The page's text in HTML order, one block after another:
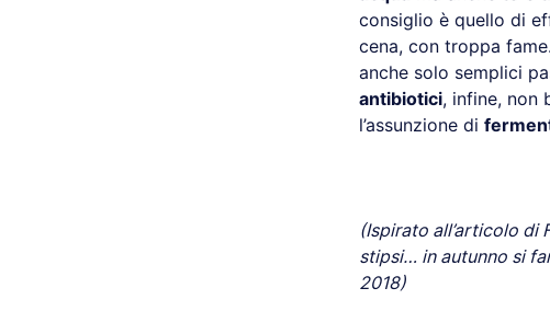
consiglio è quello di
cena, con troppa
anche solo semplici
antibiotici, infine, non
l’assunzione di
(Ispirato all’articolo di
stipsi… in autunno si
2018)